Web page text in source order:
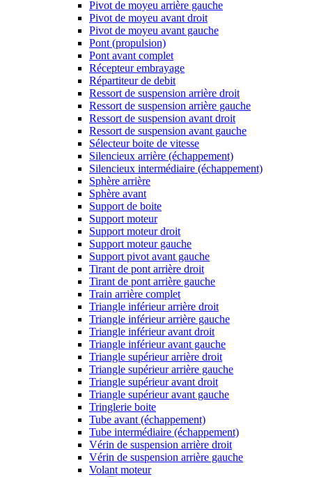
Pivot de moyeu arrière gauche
Pivot de moyeu avant droit
Pivot de moyeu avant gauche
Pont (propulsion)
Pont avant complet
Récepteur embrayage
Répartiteur de debit
Ressort de suspension arrière droit
Ressort de suspension arrière gauche
Ressort de suspension avant droit
Ressort de suspension avant gauche
Sélecteur boite de vitesse
Silencieux arrière (échappement)
Silencieux intermédiaire (échappement)
Sphère arrière
Sphère avant
Support de boite
Support moteur
Support moteur droit
Support moteur gauche
Support pivot avant gauche
Tirant de pont arrière droit
Tirant de pont arrière gauche
Train arrière complet
Triangle inférieur arrière droit
Triangle inférieur arrière gauche
Triangle inférieur avant droit
Triangle inférieur avant gauche
Triangle supérieur arrière droit
Triangle supérieur arrière gauche
Triangle supérieur avant droit
Triangle supérieur avant gauche
Tringlerie boite
Tube avant (échappement)
Tube intermédiaire (échappement)
Vérin de suspension arrière droit
Vérin de suspension arrière gauche
Volant moteur